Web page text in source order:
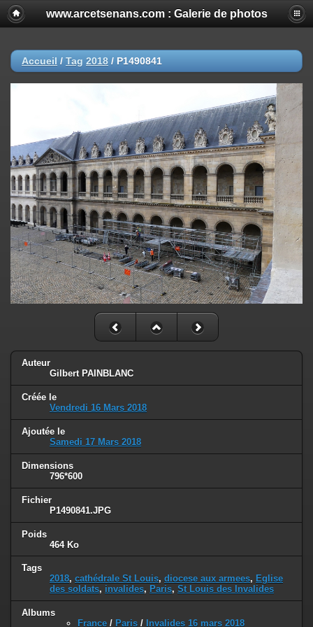
www.arcetsenans.com : Galerie de photos
Accueil / Tag 2018 / P1490841
Auteur
Gilbert PAINBLANC
Créée le
Vendredi 16 Mars 2018
Ajoutée le
Samedi 17 Mars 2018
Dimensions
796*600
Fichier
P1490841.JPG
Poids
464 Ko
Tags
2018, cathédrale St Louis, diocese aux armees, Eglise
des soldats, invalides, Paris, St Louis des Invalides
Albums
France / Paris / Invalides 16 mars 2018